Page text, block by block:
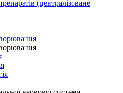
(централізоване